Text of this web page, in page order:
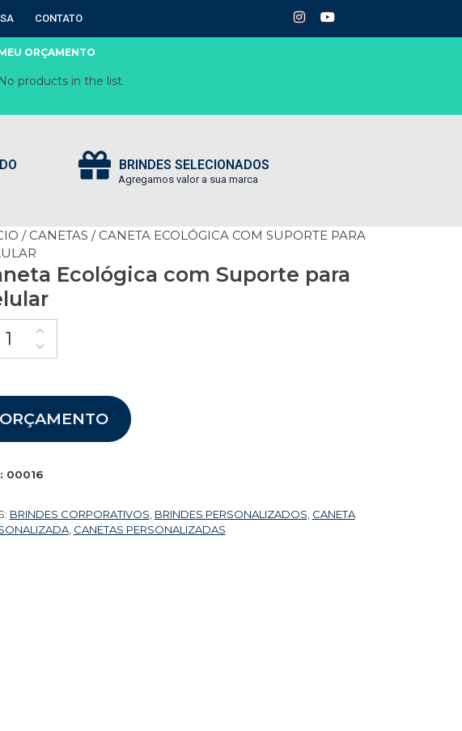
CONTATO
ORÇAMENTO
No products in the list
BRINDES SELECIONADOS
Agregamos valor a sua marca
/ CANETAS / CANETA ECOLÓGICA COM SUPORTE PARA
Ecológica com Suporte para
ORÇAMENTO
00016
BRINDES CORPORATIVOS BRINDES PERSONALIZADOS CANETA
, CANETAS PERSONALIZADAS